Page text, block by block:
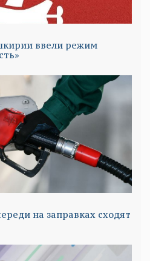
ввели режим
на заправках сходят